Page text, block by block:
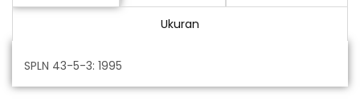
Ukuran
SPLN 43-5-3: 1995